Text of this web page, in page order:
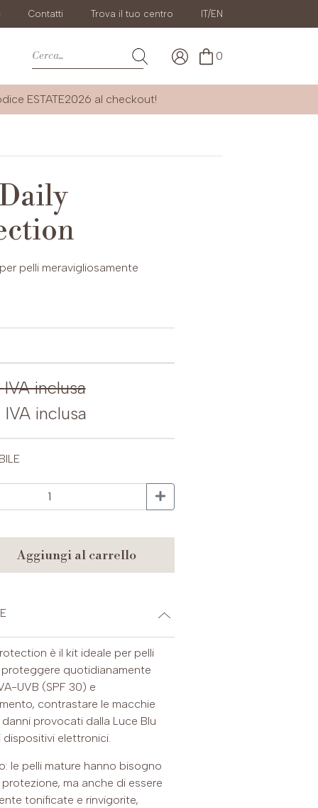
Contatti Trova il tuo centro IT/EN
0
ESTATE2026 al checkout!
pelli meravigliosamente
IVA inclusa
IVA inclusa
aggiungi al carrello
è il kit ideale per pelli
quotidianamente
UVB (SPF 30) e
contrastare le macchie
provocati dalla Luce Blu
dispositivi elettronici.
le pelli mature hanno bisogno
protezione, ma anche di essere
tonificate e rinvigorite,